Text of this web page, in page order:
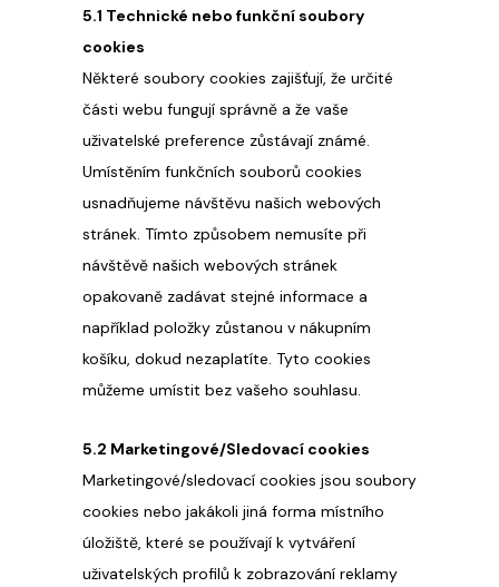
5.1 Technické nebo funkční soubory
cookies
Některé soubory cookies zajišťují, že určité
části webu fungují správně a že vaše
uživatelské preference zůstávají známé.
Umístěním funkčních souborů cookies
usnadňujeme návštěvu našich webových
stránek. Tímto způsobem nemusíte při
návštěvě našich webových stránek
opakovaně zadávat stejné informace a
například položky zůstanou v nákupním
košíku, dokud nezaplatíte. Tyto cookies
můžeme umístit bez vašeho souhlasu.
5.2 Marketingové/Sledovací cookies
Marketingové/sledovací cookies jsou soubory
cookies nebo jakákoli jiná forma místního
úložiště, které se používají k vytváření
uživatelských profilů k zobrazování reklamy